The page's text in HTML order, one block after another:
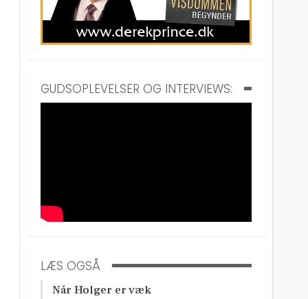
GUDSOPLEVELSER OG INTERVIEWS:
LÆS OGSÅ
Når Holger er væk